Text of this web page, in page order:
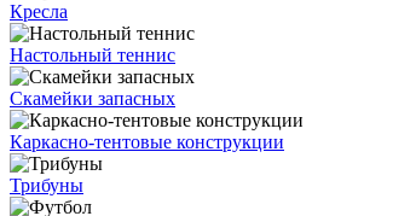
Кресла
Настольный теннис
Скамейки запасных
Каркасно-тентовые конструкции
Трибуны